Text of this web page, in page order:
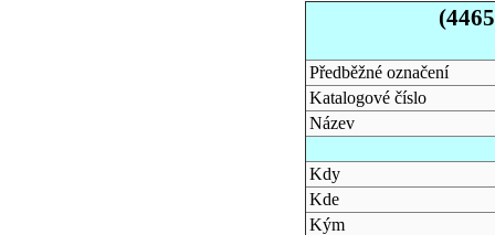
Předběžné označení
Katalogové číslo
Název
Kdy
Kde
Kým